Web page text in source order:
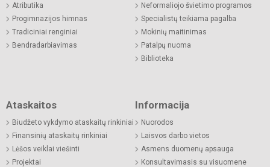
Atributika
Progimnazijos himnas
Tradiciniai renginiai
Bendradarbiavimas
Neformaliojo švietimo programos
Specialistų teikiama pagalba
Mokinių maitinimas
Patalpų nuoma
Biblioteka
Ataskaitos
Biudžeto vykdymo ataskaitų rinkiniai
Finansinių ataskaitų rinkiniai
Lėšos veiklai viešinti
Projektai
Informacija
Nuorodos
Laisvos darbo vietos
Asmens duomenų apsauga
Konsultavimasis su visuomene